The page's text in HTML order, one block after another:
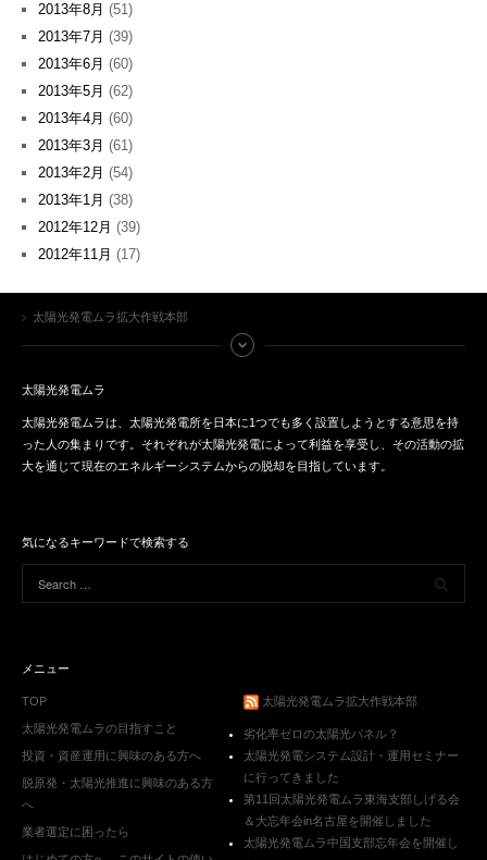
2013年8月 (51)
2013年7月 (39)
2013年6月 (60)
2013年5月 (62)
2013年4月 (60)
2013年3月 (61)
2013年2月 (54)
2013年1月 (38)
2012年12月 (39)
2012年11月 (17)
太陽光発電ムラ拡大作戦本部
太陽光発電ムラ
太陽光発電ムラは、太陽光発電所を日本に1つでも多く設置しようとする意思を持
った人の集まりです。それぞれが太陽光発電によって利益を享受し、その活動の拡
大を通じて現在のエネルギーシステムからの脱却を目指しています。
気になるキーワードで検索する
メニュー
TOP
太陽光発電ムラの目指すこと
投資・資産運用に興味のある方へ
脱原発・太陽光推進に興味のある方
へ
業者選定に困ったら
太陽光発電ムラ拡大作戦本部
劣化率ゼロの太陽光パネル？
太陽光発電システム設計・運用セミナー
に行ってきました
第11回太陽光発電ムラ東海支部しげる会
＆大忘年会in名古屋を開催しました
太陽光発電ムラ中国支部忘年会を開催し